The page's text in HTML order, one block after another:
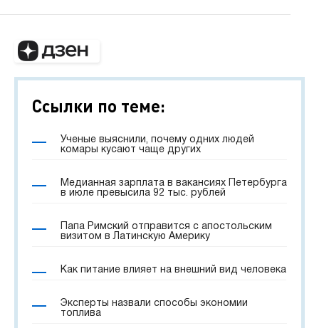
Ссылки по теме:
Ученые выяснили, почему одних людей
комары кусают чаще других
Медианная зарплата в вакансиях Петербурга
в июле превысила 92 тыс. рублей
Папа Римский отправится с апостольским
визитом в Латинскую Америку
Как питание влияет на внешний вид человека
Эксперты назвали способы экономии
топлива